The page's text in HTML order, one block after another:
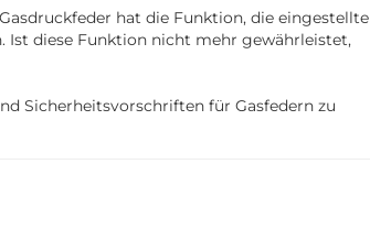
hat die Funktion, die eingestellte
Ist diese Funktion nicht mehr gewährleistet,
Sicherheitsvorschriften für Gasfedern zu